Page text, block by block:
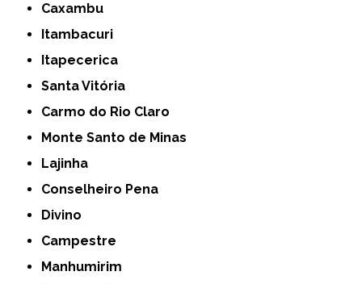
Caxambu
Itambacuri
Itapecerica
Santa Vitória
Carmo do Rio Claro
Monte Santo de Minas
Lajinha
Conselheiro Pena
Divino
Campestre
Manhumirim